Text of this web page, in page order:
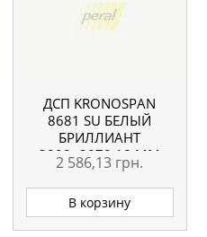
ДСП KRONOSPAN
8681 SU БЕЛЫЙ
БРИЛЛИАНТ
2800×2070 18 ММ
2 586,13 грн.
В корзину